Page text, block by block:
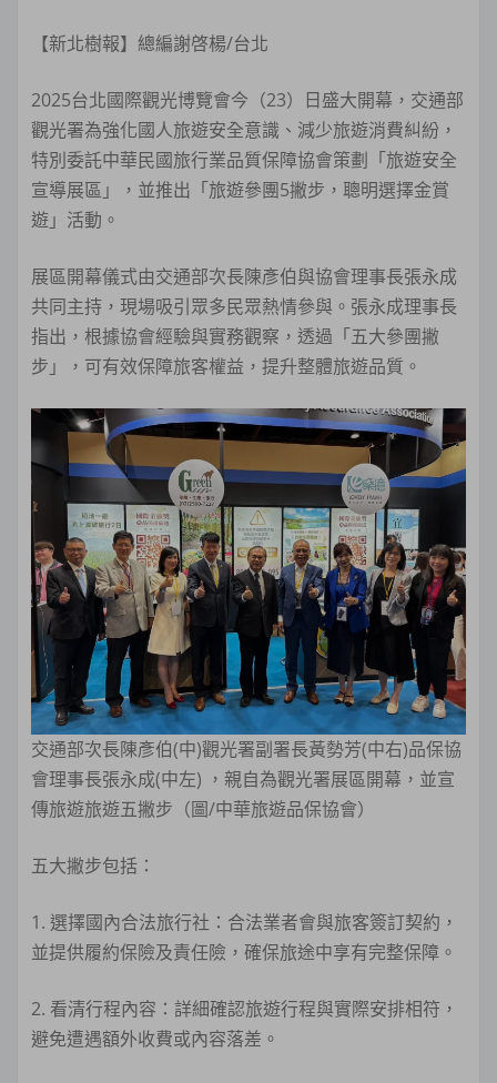
【新北樹報】總編謝啓楊/台北
2025台北國際觀光博覽會今（23）日盛大開幕，交通部
觀光署為強化國人旅遊安全意識、減少旅遊消費糾紛，
特別委託中華民國旅行業品質保障協會策劃「旅遊安全
宣導展區」，並推出「旅遊參團5撇步，聰明選擇金賞
遊」活動。
展區開幕儀式由交通部次長陳彥伯與協會理事長張永成
共同主持，現場吸引眾多民眾熱情參與。張永成理事長
指出，根據協會經驗與實務觀察，透過「五大參團撇
步」，可有效保障旅客權益，提升整體旅遊品質。
交通部次長陳彥伯(中)觀光署副署長黃勢芳(中右)品保協
會理事長張永成(中左) ，親自為觀光署展區開幕，並宣
傳旅遊旅遊五撇步（圖/中華旅遊品保協會）
五大撇步包括：
1. 選擇國內合法旅行社：合法業者會與旅客簽訂契約，
並提供履約保險及責任險，確保旅途中享有完整保障。
2. 看清行程內容：詳細確認旅遊行程與實際安排相符，
避免遭遇額外收費或內容落差。